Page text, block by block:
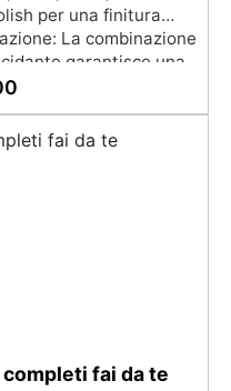
per una finitura
La combinazione
garantisce una
per superfici in
e termina con la
di alta qualità. ✅
fai da te